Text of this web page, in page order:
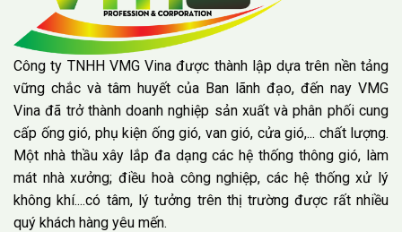
Công ty TNHH VMG Vina được thành lập dựa trên nền tảng
vững chắc và tâm huyết của Ban lãnh đạo, đến nay VMG
Vina đã trở thành doanh nghiệp sản xuất và phân phối cung
cấp ống gió, phụ kiện ống gió, van gió, cửa gió,... chất lượng.
Một nhà thầu xây lắp đa dạng các hệ thống thông gió, làm
mát nhà xưởng; điều hoà công nghiệp, các hệ thống xử lý
không khí....có tâm, lý tưởng trên thị trường được rất nhiều
quý khách hàng yêu mến.